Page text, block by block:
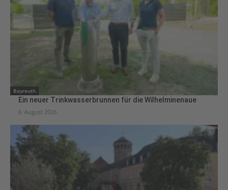
Bayreuth
Ein neuer Trinkwasserbrunnen für die Wilhelminenaue
6. August 2026